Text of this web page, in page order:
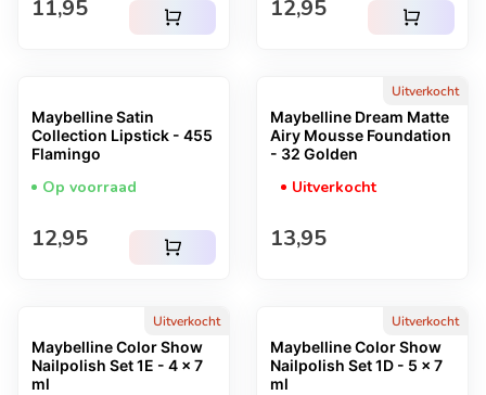
Normale prijs
11,95 shopping_cart Normale prijs
12,95 shopping_cart
Maybelline Satin
Collection Lipstick - 455
Flamingo
Op voorraad
Normale prijs
12,95 shopping_cart
Uitverkocht
Maybelline Dream Matte
Airy Mousse Foundation
- 32 Golden
Uitverkocht
Normale prijs
13,95
Uitverkocht
Maybelline Color Show
Nailpolish Set 1E - 4 x 7
ml
Uitverkocht
Maybelline Color Show
Nailpolish Set 1D - 5 x 7
ml